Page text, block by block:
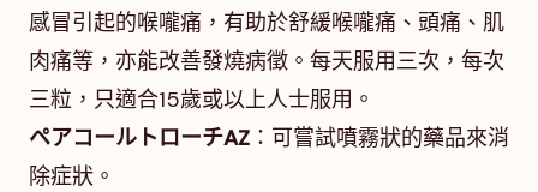
感冒引起的喉嚨痛，有助於舒緩喉嚨痛、頭痛、肌
肉痛等，亦能改善發燒病徵。每天服用三次，每次
三粒，只適合15歲或以上人士服用。
ペアコールトローチAZ ：可嘗試噴霧狀的藥品來消
除症狀。